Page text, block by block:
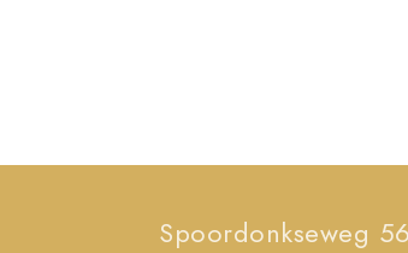
Spoordonkseweg 56